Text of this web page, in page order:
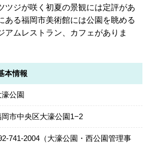
ツジが咲く初夏の景観には定評があ
ある福岡市美術館には公園を眺める
アムレストラン、カフェがありま
本情報
濠公園
岡市中央区大濠公園1−2
741-2004（大濠公園・西公園管理事